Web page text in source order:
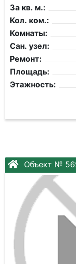
За кв. м.:
Кол. ком.:
Комнаты:
Сан. узел:
Ремонт:
Площадь:
Этажность:
Объект №